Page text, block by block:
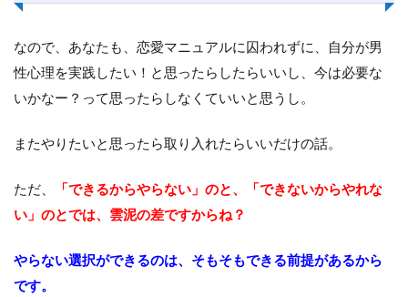
なので、あなたも、恋愛マニュアルに囚われずに、自分が男
性心理を実践したい！と思ったらしたらいいし、今は必要な
いかなー？って思ったらしなくていいと思うし。
またやりたいと思ったら取り入れたらいいだけの話。
ただ、
「できるからやらない」のと、「できないからやれな
い」のとでは、雲泥の差ですからね？
やらない選択ができるのは、そもそもできる前提があるから
です。